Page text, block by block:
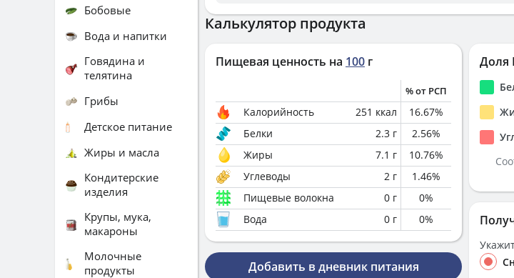
Калькулятор продукта
Пищевая ценность на 100 г
% от РСП
Калорийность 251 ккал 16.67%
Белки
2.3 г 2.56%
Жиры
7.1 г 10.76%
Углеводы
2 г 1.46%
Пищевые волокна
0 г 0%
Вода
0 г 0%
Добавить в дневник питания
Доля
Бобовые
Вода и напитки
Говядина и
телятина
Грибы
Детское питание
Жиры и масла
Кондитерские
изделия
Крупы, мука,
макароны
Молочные
продукты